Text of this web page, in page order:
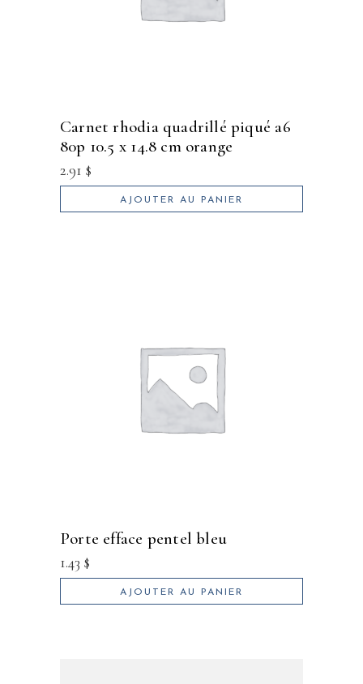
carnet rhodia quadrillé piqué a6
80p 10.5 x 14.8 cm orange
2.91 $
AJOUTER AU PANIER
porte efface pentel bleu
1.43 $
AJOUTER AU PANIER